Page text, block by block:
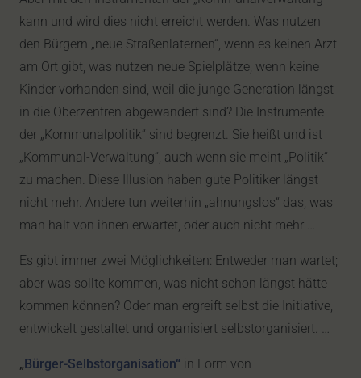
kann und wird dies nicht erreicht werden. Was nutzen
den Bürgern „neue Straßenlaternen“, wenn es keinen Arzt
am Ort gibt, was nutzen neue Spielplätze, wenn keine
Kinder vorhanden sind, weil die junge Generation längst
in die Oberzentren abgewandert sind? Die Instrumente
der „Kommunalpolitik“ sind begrenzt. Sie heißt und ist
„Kommunal-Verwaltung“, auch wenn sie meint „Politik“
zu machen. Diese Illusion haben gute Politiker längst
nicht mehr. Andere tun weiterhin „ahnungslos“ das, was
man halt von ihnen erwartet, oder auch nicht mehr …
Es gibt immer zwei Möglichkeiten: Entweder man wartet;
aber was sollte kommen, was nicht schon längst hätte
kommen können? Oder man ergreift selbst die Initiative,
entwickelt gestaltet und organisiert selbstorganisiert. …
„Bürger-Selbstorganisation“ in Form von